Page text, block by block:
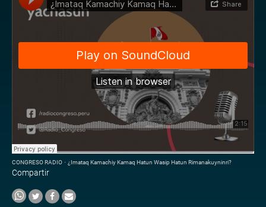
CONGRESO RADIO · ¿Imataq Kamachiy Kamaq Hatun Wasip Hatun Rimanakuyninri?
Compartir